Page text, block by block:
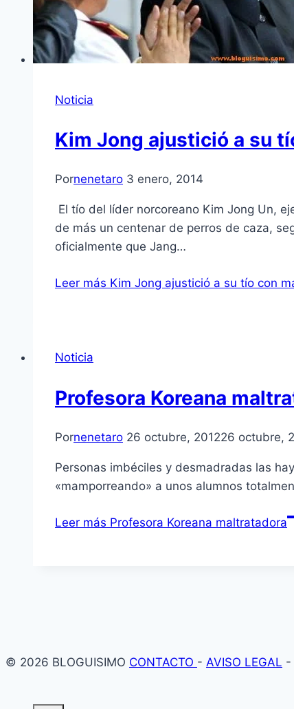
Noticia
Kim Jong ajustició a su
Pornenetaro 3 enero, 2014
El tío del líder norcoreano Kim Jong Un,
de más un centenar de perros de caza,
oficialmente que Jang…
Leer más Kim Jong ajustició a su tío con
Noticia
Profesora Koreana
Pornenetaro 26 octubre, 201226 octubre,
Personas imbéciles y desmadradas las
«mamporreando» a unos alumnos
Leer más Profesora Koreana maltratadora
© 2026 BLOGUISIMO CONTACTO - AVISO LEGAL -